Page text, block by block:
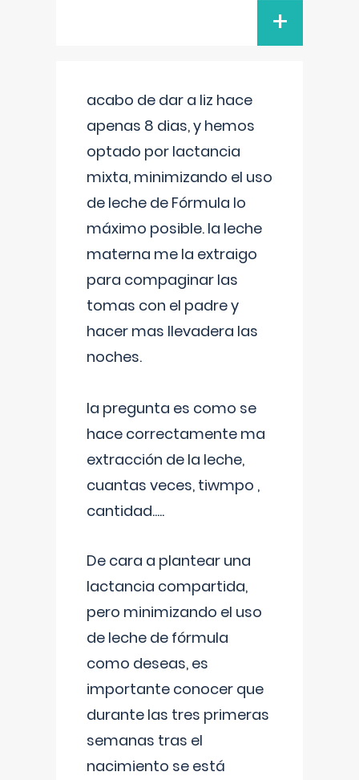
+
acabo de dar a liz hace
apenas 8 dias, y hemos
optado por lactancia
mixta, minimizando el uso
de leche de Fórmula lo
máximo posible. la leche
materna me la extraigo
para compaginar las
tomas con el padre y
hacer mas llevadera las
noches.
la pregunta es como se
hace correctamente ma
extracción de la leche,
cuantas veces, tiwmpo ,
cantidad.....
De cara a plantear una
lactancia compartida,
pero minimizando el uso
de leche de fórmula
como deseas, es
importante conocer que
durante las tres primeras
semanas tras el
nacimiento se está